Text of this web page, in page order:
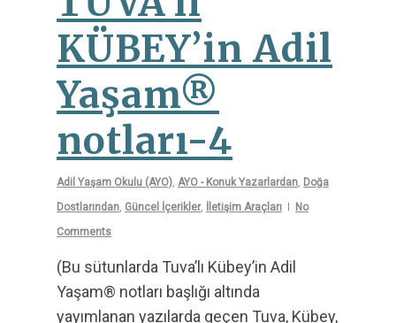
KÜBEY’in Adil
Yaşam®
notları-4
Adil Yaşam Okulu (AYO) AYO - Konuk Yazarlardan Doğa
Dostlarından Güncel İçerikler, İletişim Araçları
No
Comments
(Bu sütunlarda Tuva’lı Kübey’in Adil
Yaşam® notları başlığı altında
yayımlanan yazılarda geçen Tuva, Kübey,